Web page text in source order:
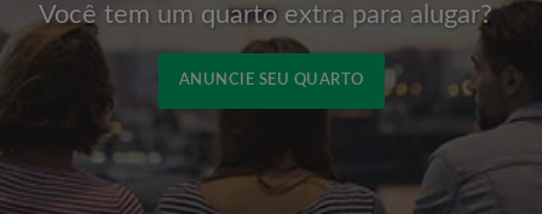
Você tem um quarto extra para alugar?
ANUNCIE SEU QUARTO